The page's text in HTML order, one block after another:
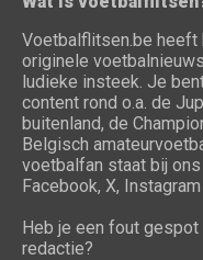
Voetbalflitsen.be heeft
originele
ludieke insteek. Je
content rond o.a. de
buitenland, de
Belgisch
voetbalfan staat bij
Facebook, X,
Heb je een fout
redactie?